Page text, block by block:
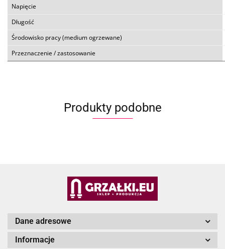
Napięcie
Długość
Środowisko pracy (medium ogrzewane)
Przeznaczenie / zastosowanie
Produkty podobne
Dane adresowe
Informacje